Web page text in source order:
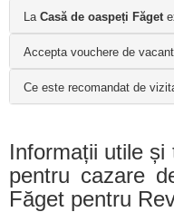
La Casă de oaspeți Făget
Accepta vouchere de
Ce este recomandat de
Informații utile
pentru cazare
Făget pentru